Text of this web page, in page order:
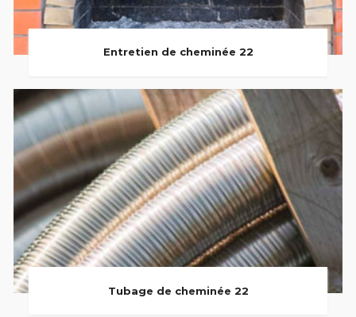
Entretien de cheminée 22
Tubage de cheminée 22